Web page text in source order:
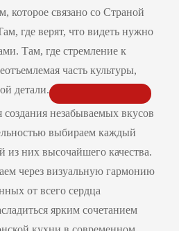
которое связано со Страной
где верят, что видеть нужно
Там, где стремление к
часть культуры,
детали.
незабываемых вкусов
выбираем каждый
них высочайшего качества.
через визуальную гармонию
от всего сердца
ярким сочетанием